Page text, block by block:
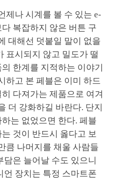
제나 시계를 볼 수 있는 e-
복잡하지 않은 버튼 구
대해선 덧붙일 말이 없을
표시되지 않고 밀도가 떨
한계를 지적하는 이야기
하고 본 페블은 이미 하드
다져가는 제품으로 여겨
더 강화하길 바란다. 단지
는 없었으면 한다. 페블
것이 반드시 옳다고 보
큼 나머지를 채울 사람들
은 늘어날 수도 있으니
언 장치는 특정 스마트폰